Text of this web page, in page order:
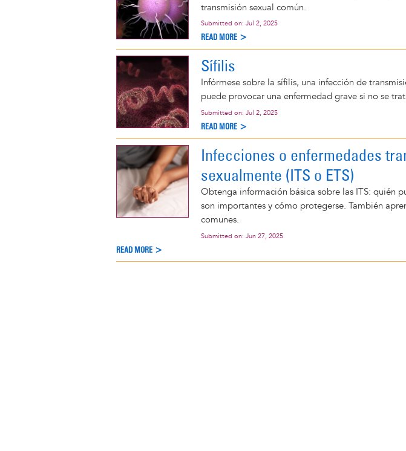
transmisión sexual común.
Submitted on: Jul 2, 2025
READ MORE >
Sífilis
Infórmese sobre la sífilis, una infección de
puede provocar una enfermedad grave si no se
Submitted on: Jul 2, 2025
READ MORE >
Infecciones o enfermedades
sexualmente (ITS o ETS)
Obtenga información básica sobre las ITS: quién
son importantes y cómo protegerse. También
comunes.
Submitted on: Jun 27, 2025
READ MORE >